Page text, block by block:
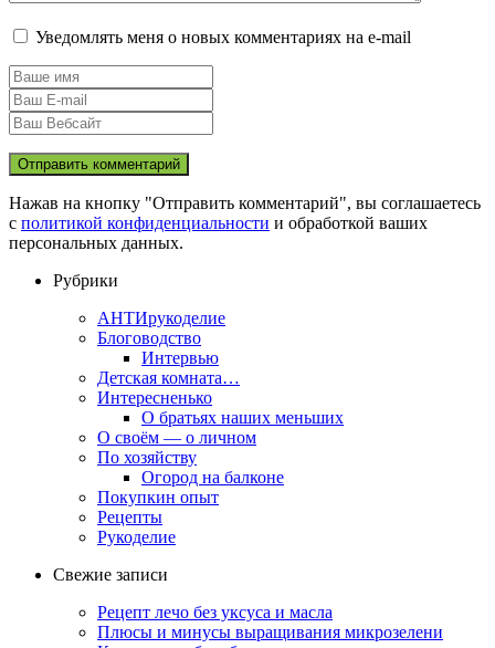
Уведомлять меня о новых комментариях на e-mail
Нажав на кнопку "Отправить комментарий", вы соглашаетесь
с политикой конфиденциальности и обработкой ваших
персональных данных.
Рубрики
АНТИрукоделие
Блоговодство
Интервью
Детская комната…
Интересненько
О братьях наших меньших
О своём — о личном
По хозяйству
Огород на балконе
Покупкин опыт
Рецепты
Рукоделие
Свежие записи
Рецепт лечо без уксуса и масла
Плюсы и минусы выращивания микрозелени